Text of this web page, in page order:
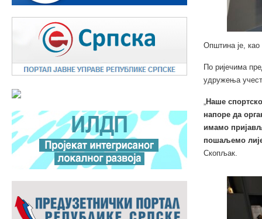
Општина је, као
По ријечима
удружења
„Наше
напоре да
имамо
пошаљемо
Скопљак.